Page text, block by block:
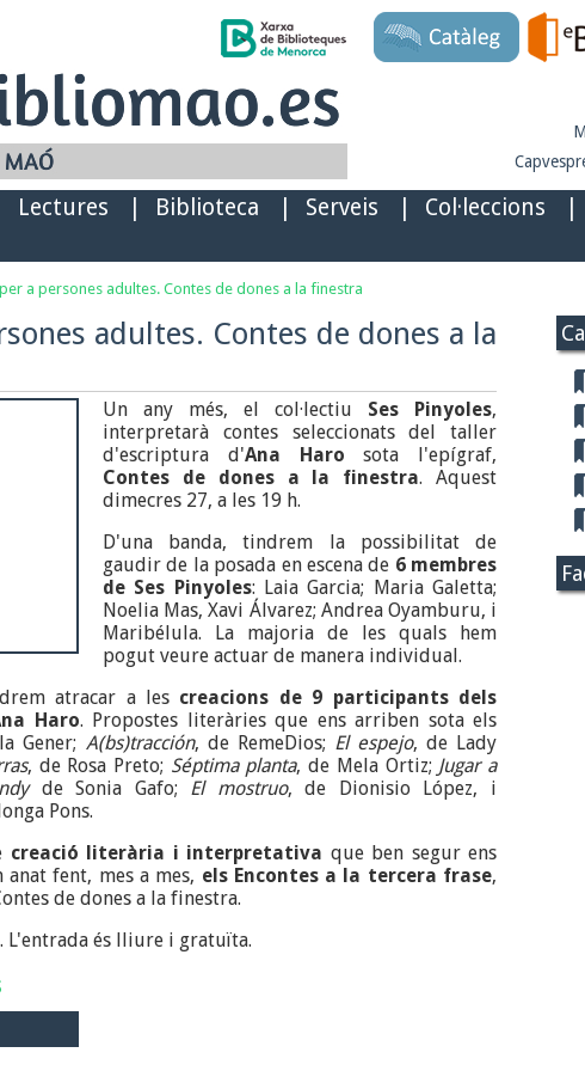
Lectures Biblioteca Serveis Col·leccions
a persones adultes. Contes de dones a la finestra
adultes. Contes de dones a la
Un any més, el col·lectiu Ses Pinyoles,
interpretarà contes seleccionats del taller
d'escriptura d'Ana Harosota l'epígraf,
Contes de dones a la finestra. Aquest
dimecres 27, a les 19 h.
D'una banda, tindrem la possibilitat de
gaudir de la posada en escena de 6 membres
de Ses Pinyoles: Laia Garcia; Maria Galetta;
Noelia Mas, Xavi Álvarez; Andrea Oyamburu, i
Maribélula. La majoria de les quals hem
pogut veure actuar de manera individual.
atracar a les creacions de 9 participants dels
Haro. Propostes literàries que ens arriben sota els
Gener; A(bs)tracción, de RemeDios; El espejo, de Lady
, de Rosa Preto; Séptima planta, de Mela Ortiz; Jugar a
de Sonia Gafo; El mostruo, de Dionisio López, i
Pons.
creació literària i interpretativa que ben segur ens
fent, mes a mes, els Encontes a la tercera frase,
de dones a la finestra.
L'entrada és lliure i gratuïta.